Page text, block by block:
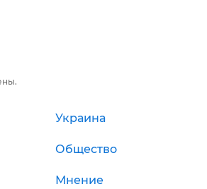
Украина
Общество
Мнение